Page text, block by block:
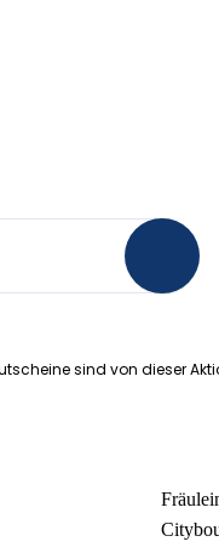
sind von dieser